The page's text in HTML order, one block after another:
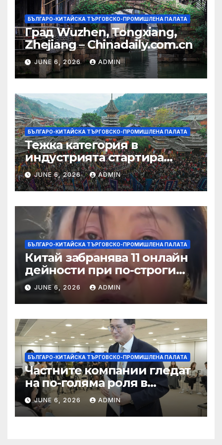
БЪЛГАРО-КИТАЙСКА ТЪРГОВСКО-ПРОМИШЛЕНА ПАЛАТА
Град Wuzhen, Tongxiang,
Zhejiang – Chinadaily.com.cn
JUNE 6, 2026 ADMIN
БЪЛГАРО-КИТАЙСКА ТЪРГОВСКО-ПРОМИШЛЕНА ПАЛАТА
Тежка категория в
индустрията стартира
алианс за космическа
слънчева енергия
JUNE 6, 2026 ADMIN
БЪЛГАРО-КИТАЙСКА ТЪРГОВСКО-ПРОМИШЛЕНА ПАЛАТА
Китай забранява 11 онлайн
дейности при по-строги
правила за ограничаване на
слуховете и
кибернасилниците
JUNE 6, 2026 ADMIN
БЪЛГАРО-КИТАЙСКА ТЪРГОВСКО-ПРОМИШЛЕНА ПАЛАТА
Частните компании гледат
на по-голяма роля в
стратегическата
енергетика
JUNE 6, 2026 ADMIN